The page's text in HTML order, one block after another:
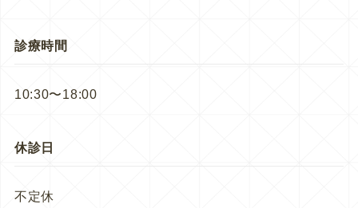
診療時間
10:30〜18:00
休診日
不定休